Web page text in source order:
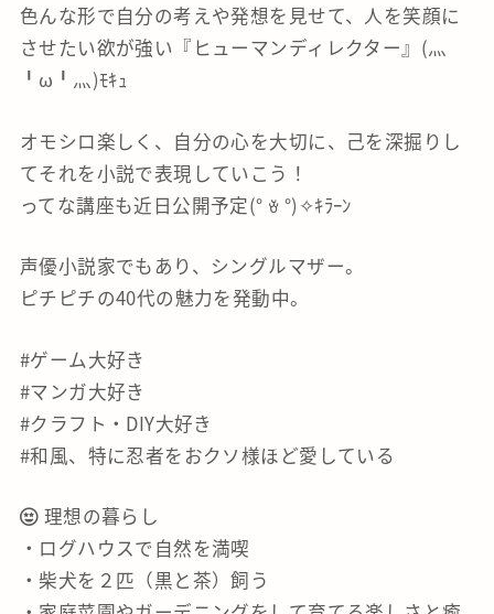
色んな形で自分の考えや発想を見せて、人を笑顔に
させたい欲が強い『ヒューマンディレクター』(灬
╹ω╹灬)ﾓｷｭ
オモシロ楽しく、自分の心を大切に、己を深掘りし
てそれを小説で表現していこう！
ってな講座も近日公開予定(° ꈊ °)✧ｷﾗｰﾝ
声優小説家でもあり、シングルマザー。
ピチピチの40代の魅力を発動中。
#ゲーム大好き
#マンガ大好き
#クラフト・DIY大好き
#和風、特に忍者をおクソ様ほど愛している
理想の暮らし
・ログハウスで自然を満喫
・柴犬を２匹（黒と茶）飼う